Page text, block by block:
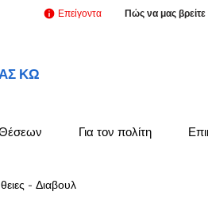
ΚΩ
Επείγοντα Πώς να μας βρείτε
Για τον πολίτη
- Διαβουλ